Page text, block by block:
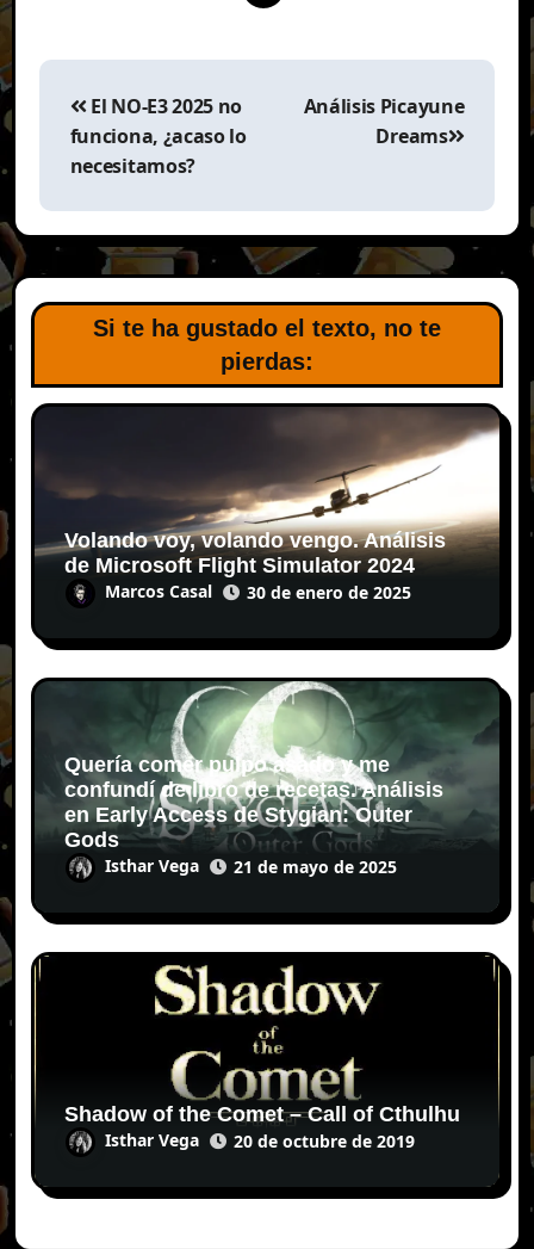
Navegación
entradas
El NO-E3 2025 no
funciona, ¿acaso lo
necesitamos?
Análisis Picayune
Dreams
Si te ha gustado el texto, no te
pierdas:
Volando voy, volando vengo. Análisis
de Microsoft Flight Simulator 2024
Marcos Casal 30 de enero de 2025
Quería comer pulpo asado y me
confundí de libro de recetas. Análisis
en Early Access de Stygian: Outer
Gods
Isthar Vega 21 de mayo de 2025
Shadow of the Comet – Call of Cthulhu
Isthar Vega 20 de octubre de 2019